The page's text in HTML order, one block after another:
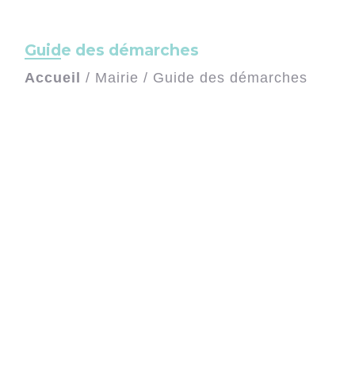
Guide des démarches
Accueil / Mairie / Guide des démarches